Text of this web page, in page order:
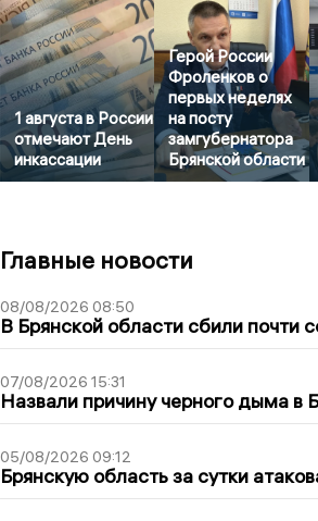
1 августа в России
отмечают День
инкассации
Герой России
Фроленков о
первых неделях
на посту
замгубернатора
Брянской области
Главные новости
08/08/2026 08:50
В Брянской области сбили почти
07/08/2026 15:31
Назвали причину черного дыма в
05/08/2026 09:12
Брянскую область за сутки